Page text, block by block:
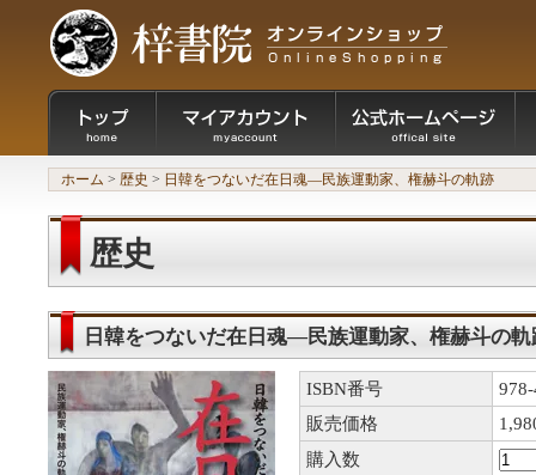
ホーム > 歴史 > 日韓をつないだ在日魂―民族運動家、権赫斗の軌跡
歴史
日韓をつないだ在日魂―民族運動家、権赫斗の軌
ISBN番号
販売価格
購入数